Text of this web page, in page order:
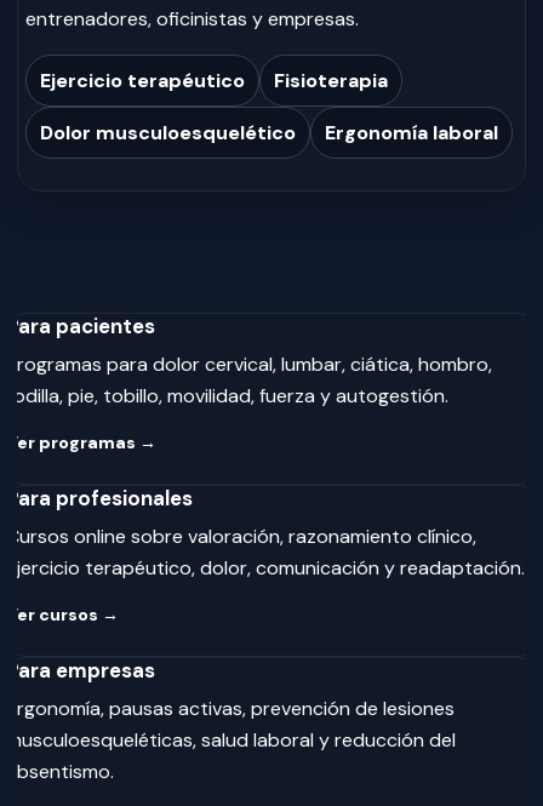
entrenadores, oficinistas y empresas.
Ejercicio terapéutico Fisioterapia
Dolor musculoesquelético Ergonomía laboral
Para pacientes
Programas para dolor cervical, lumbar, ciática, hombro,
rodilla, pie, tobillo, movilidad, fuerza y autogestión.
Ver programas →
Para profesionales
Cursos online sobre valoración, razonamiento clínico,
ejercicio terapéutico, dolor, comunicación y readaptación.
Ver cursos →
Para empresas
Ergonomía, pausas activas, prevención de lesiones
musculoesqueléticas, salud laboral y reducción del
absentismo.